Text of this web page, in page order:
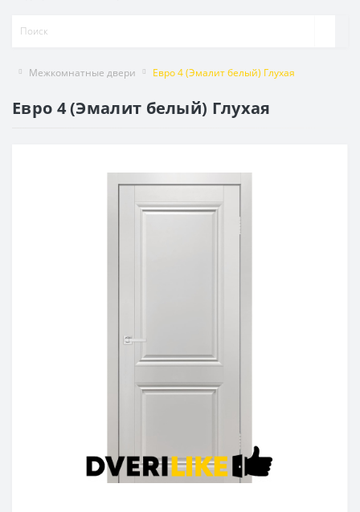
Межкомнатные двери Евро 4 (Эмалит белый) Глухая
Евро 4 (Эмалит белый) Глухая